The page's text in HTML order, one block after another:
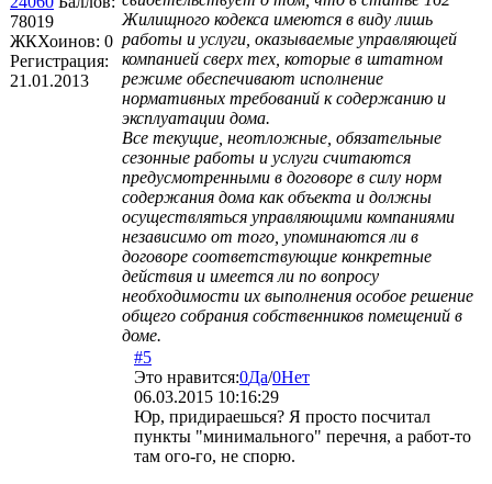
78019
ЖКХоинов: 0
Регистрация:
21.01.2013
Жилищного кодекса имеются в виду лишь
работы и услуги, оказываемые управляющей
компанией сверх тех, которые в штатном
режиме обеспечивают исполнение
нормативных требований к содержанию и
эксплуатации дома.
Все текущие, неотложные, обязательные
сезонные работы и услуги считаются
предусмотренными в договоре в силу норм
содержания дома как объекта и должны
осуществляться управляющими компаниями
независимо от того, упоминаются ли в
договоре соответствующие конкретные
действия и имеется ли по вопросу
необходимости их выполнения особое решение
общего собрания собственников помещений в
доме.
#5
Это нравится:0Да/0Нет
06.03.2015 10:16:29
Юр, придираешься? Я просто посчитал
пункты "минимального" перечня, а работ-то
там ого-го, не спорю.